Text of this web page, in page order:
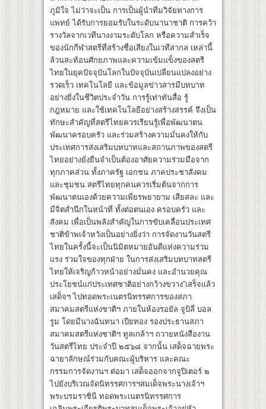
ภูมิใจ ไม่ว่าจะเป็น การเป็นผู้นำทีมวิจัยทางการ
แพทย์ ได้รับการยอมรับในระดับนานาชาติ การคว้า
รางวัลจากเวทีนางงามระดับโลก หรือความสำเร็จ
ของนักกีฬาสตรีที่สร้างชื่อเสียงในเวทีสากล เหล่านี้
ล้วนสะท้อนศักยภาพและความเข้มแข็งของสตรี
ไทยในยุคปัจจุบันโลกในปัจจุบันเปลี่ยนแปลงอย่าง
รวดเร็ว เทคโนโลยี และข้อมูลข่าวสารมีบทบาท
อย่างยิ่งในชีวิตประจำวัน การรู้เท่าทันสื่อ รู้
กฎหมาย และใช้เทคโนโลยีอย่างสร้างสรรค์ จึงเป็น
ทักษะสำคัญที่สตรีไทยควรเรียนรู้เพื่อพัฒนาตน
พัฒนาครอบครัว และร่วมสร้างความมั่นคงให้กับ
ประเทศการส่งเสริมบทบาทและสถานภาพของสตรี
ไทยอย่างยั่งยืนจำเป็นต้องอาศัยความร่วมมือจาก
ทุกภาคส่วน ทั้งภาครัฐ เอกชน ภาคประชาสังคม
และชุมชน สตรีไทยทุกคนควรเริ่มต้นจากการ
พัฒนาตนเองด้วยความเพียรพยายาม เสียสละ และ
มีจิตสำนึกในหน้าที่ ทั้งต่อตนเอง ครอบครัว และ
สังคม เพื่อเป็นพลังสำคัญในการขับเคลื่อนประเทศ
ชาติข้าพเจ้าหวังเป็นอย่างยิ่งว่า การจัดงานวันสตรี
ไทยในครั้งนี้จะเป็นนิมิตหมายอันดีแห่งความร่วม
แรง ร่วมใจของทุกฝ่าย ในการส่งเสริมบทบาทสตรี
ไทยให้เจริญก้าวหน้าอย่างมั่นคง และอำนวยคุณ
ประโยชน์แก่ประเทศชาติอย่างกว้างขวาง”เสร็จแล้ว
เสด็จฯ ไปทอดพระเนตรนิทรรศการของสภา
สมาคมสตรีแห่งชาติฯ ภายในห้องรอยัล จูบิลี่ บอล
รูม โดยมีนางฉันทนา เปียทอง รองประธานสภา
สมาคมสตรีแห่งชาติฯ ทูลเกล้าฯ ถวายหนังสืองาน
วันสตรีไทย ประจำปี ๒๕๖๘ จากนั้น เสด็จฉายพระ
ฉายาลักษณ์ร่วมกับคณะผู้บริหาร และคณะ
กรรมการจัดงานฯ ต่อมา เสด็จออกจากจูปิเตอร์ ๒
ไปยังบริเวณจัดนิทรรศการฯสมเด็จพระนางเจ้าฯ
พระบรมราชินี ทอดพระเนตรนิทรรศการ